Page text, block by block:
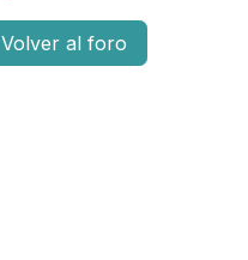
Volver al foro